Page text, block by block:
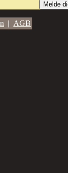
Melde
| AGB